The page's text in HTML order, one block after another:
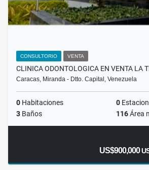
CONSULTORIO VENTA
CLINICA ODONTOLOGICA EN VENTA LA
Caracas, Miranda - Dtto. Capital, Venezuela
0 Habitaciones 0
3 Baños 116Área
US$900,000